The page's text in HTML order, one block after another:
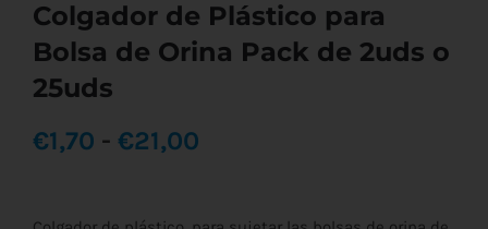
Colgador de Plástico para
Bolsa de Orina Pack de 2uds o
25uds
€1,70 - €21,00